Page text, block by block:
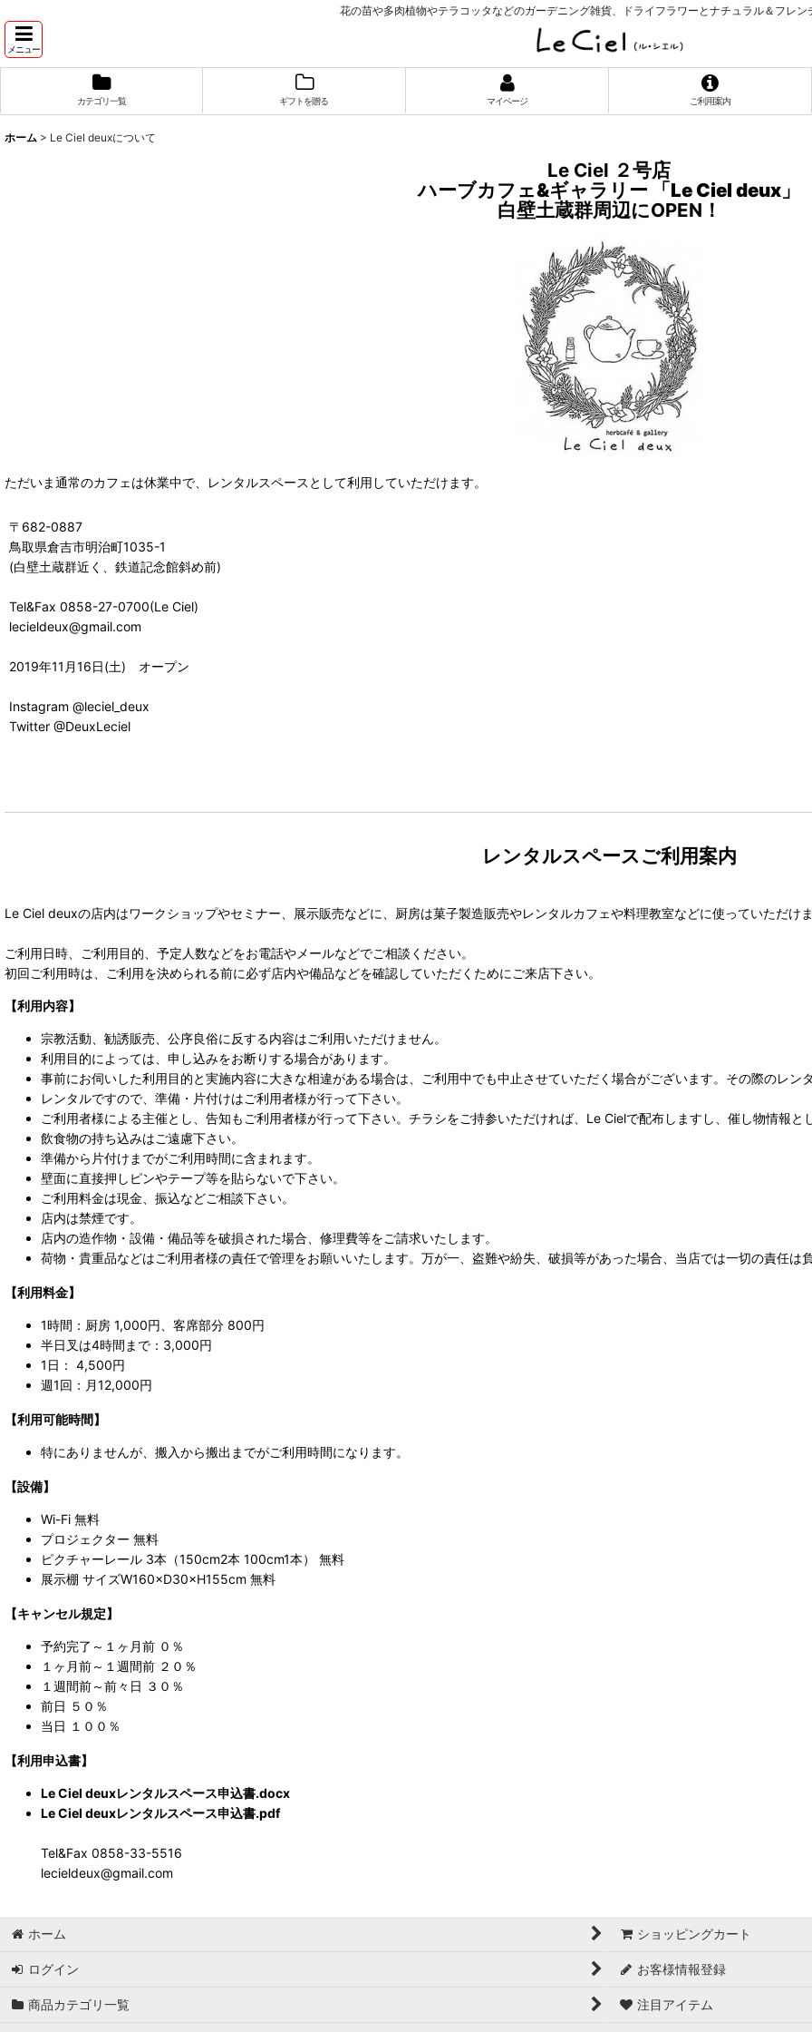
花の苗や多肉植物やテラコッタなどのガーデニング雑貨、ドライフラワーとナチュラル＆フレン
メニュー
カテゴリ一覧 ギフトを贈る マイページ ご利用案内
ホーム > Le Ciel deuxについて
Le Ciel ２号店
ハーブカフェ&ギャラリー 「Le Ciel deux 」
白壁土蔵群周辺にOPEN！
ただいま通常のカフェは休業中で、レンタルスペースとして利用していただけます。
〒682-0887
鳥取県倉吉市明治町1035-1
(白壁土蔵群近く、鉄道記念館斜め前)
Tel&Fax 0858-27-0700(Le Ciel)
lecieldeux@gmail.com
2019年11月16日(土) オープン
Instagram @leciel_deux
Twitter @DeuxLeciel
レンタルスペースご利用案内
Le Ciel deuxの店内はワークショップやセミナー、展示販売などに、厨房は菓子製造販売やレンタルカフェや料理教室などに使っていただけま
ご利用日時、ご利用目的、予定人数などをお電話やメールなどでご相談ください。
初回ご利用時は、ご利用を決められる前に必ず店内や備品などを確認していただくためにご来店下さい。
【利用内容】
宗教活動、勧誘販売、公序良俗に反する内容はご利用いただけません。
利用目的によっては、申し込みをお断りする場合があります。
事前にお伺いした利用目的と実施内容に大きな相違がある場合は、ご利用中でも中止させていただく場合がございます。その際のレン
レンタルですので、準備・片付けはご利用者様が行って下さい。
ご利用者様による主催とし、告知もご利用者様が行って下さい。チラシをご持参いただければ、Le Cielで配布しますし、催し物情報と
飲食物の持ち込みはご遠慮下さい。
準備から片付けまでがご利用時間に含まれます。
壁面に直接押しピンやテープ等を貼らないで下さい。
ご利用料金は現金、振込などご相談下さい。
店内は禁煙です。
店内の造作物・設備・備品等を破損された場合、修理費等をご請求いたします。
荷物・貴重品などはご利用者様の責任で管理をお願いいたします。万が一、盗難や紛失、破損等があった場合、当店では一切の責任は負
【利用料金】
1時間：厨房 1,000円、客席部分 800円
半日叉は4時間まで：3,000円
1日： 4,500円
週1回：月12,000円
【利用可能時間】
特にありませんが、搬入から搬出までがご利用時間になります。
【設備】
Wi-Fi 無料
プロジェクター 無料
ピクチャーレール 3本（150cm2本 100cm1本） 無料
展示棚 サイズW160×D30×H155cm 無料
【キャンセル規定】
予約完了～１ヶ月前 ０％
１ヶ月前～１週間前 ２０％
１週間前～前々日 ３０％
前日 ５０％
当日 １００％
【利用申込書】
Le Ciel deuxレンタルスペース申込書.docx
Le Ciel deuxレンタルスペース申込書.pdf
Tel&Fax 0858-33-5516
lecieldeux@gmail.com
ホーム ショッピングカート
ログイン お客様情報登録
商品カテゴリ一覧 注目アイテム